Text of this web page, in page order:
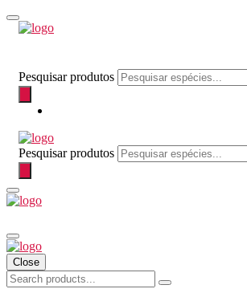
Pesquisar produtos
Pesquisar produtos
Close